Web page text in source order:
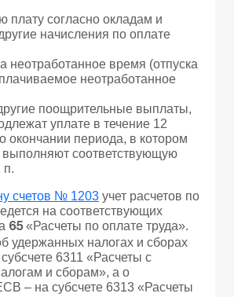
плату согласно окладам и
начисления по оплате
неотработанное время (отпуска
неотработанное
поощрительные выплаты,
уплате в течение 12
окончании периода, в котором
выполняют соответствующую
п.
счетов № 1203 учет расчетов по
на соответствующих
65«Расчеты по оплате труда».
удержанных налогах и сборах
6311 «Расчеты с
и сборам», а о
– на субсчете 6313 «Расчеты